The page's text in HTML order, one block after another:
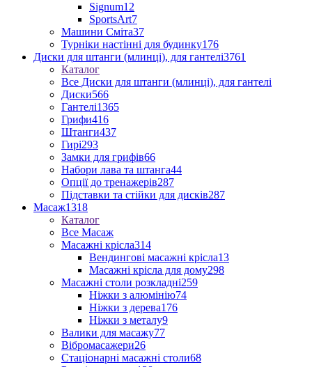
Signum12
SportsArt7
Машини Сміта37
Турніки настінні для будинку176
Диски для штанги (млинці), для гантелі3761
Каталог
Все Диски для штанги (млинці), для гантелі
Диски566
Гантелі1365
Грифи416
Штанги437
Гирі293
Замки для грифів66
Набори лава та штанга44
Опції до тренажерів287
Підставки та стійки для дисків287
Масаж1318
Каталог
Все Масаж
Масажні крісла314
Вендингові масажні крісла13
Масажні крісла для дому298
Масажні столи розкладні259
Ніжки з алюмінію74
Ніжки з дерева176
Ніжки з металу9
Валики для масажу77
Вібромасажери26
Стаціонарні масажні столи68